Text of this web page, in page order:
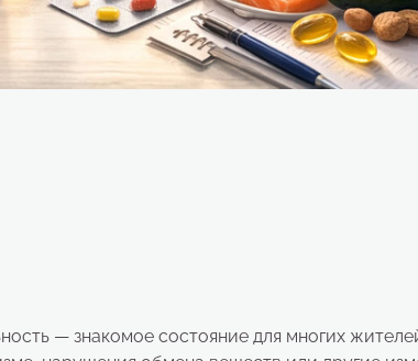
— знакомое состояние для многих